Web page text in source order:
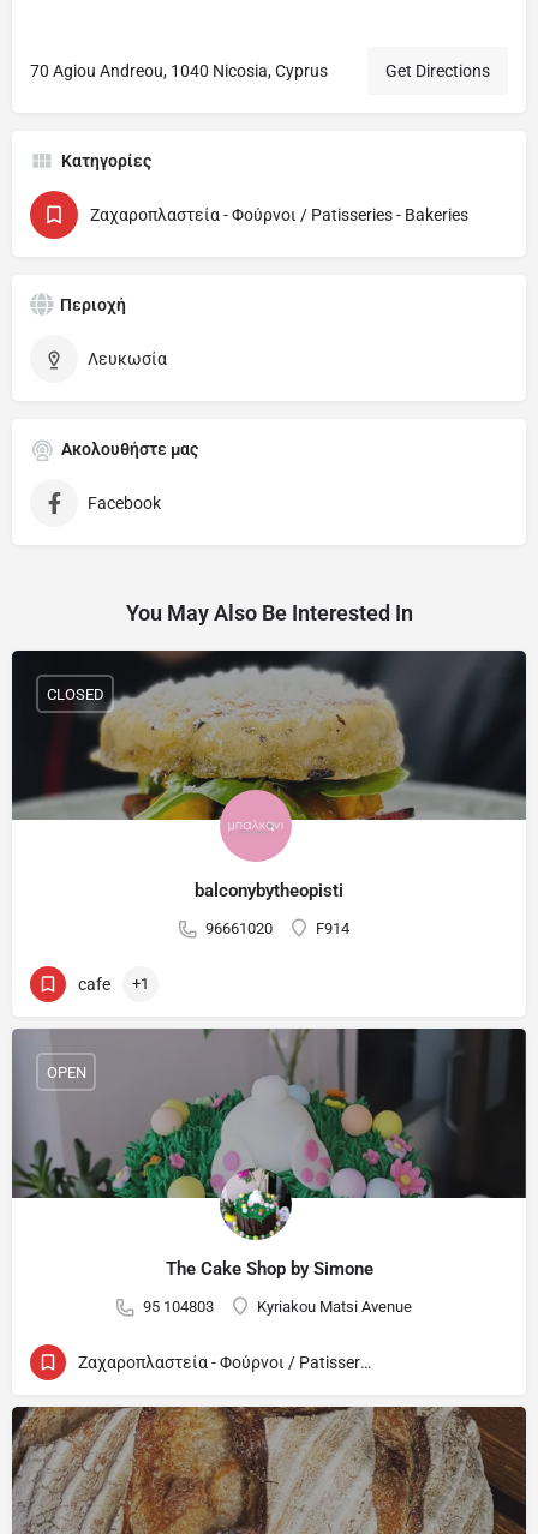
70 Agiou Andreou, 1040 Nicosia, Cyprus Get Directions
Κατηγορίες
Ζαχαροπλαστεία - Φούρνοι / Patisseries - Bakeries
Περιοχή
Λευκωσία
Ακολουθήστε μας
Facebook
You May Also Be Interested In
balconybytheopisti
96661020 F914
CLOSED
cafe +1
The Cake Shop by Simone
95 104803 Kyriakou Matsi Avenue
OPEN
Ζαχαροπλαστεία - Φούρνοι / Patisseries - Bakeries